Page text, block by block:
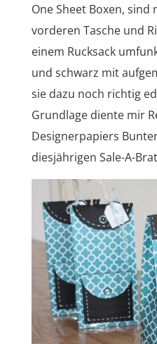
One Sheet Boxen,
vorderen Tasche und
einem Rucksack
und schwarz mit
sie dazu noch richtig
Grundlage diente mir
Designerpapiers
diesjährigen Sale-A-